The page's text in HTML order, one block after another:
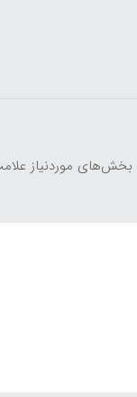
بخش‌های موردنیاز